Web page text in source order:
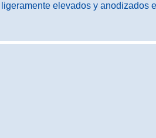
elevados y anodizados